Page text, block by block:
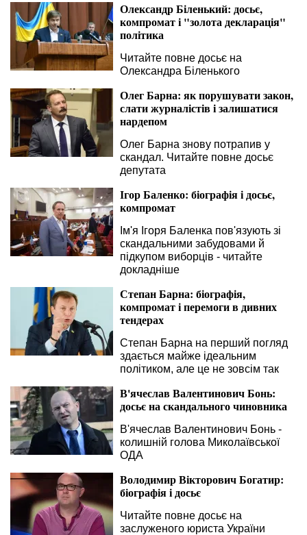
Олександр Біленький: досьє,
компромат і "золота декларація"
політика
Читайте повне досьє на
Олександра Біленького
Олег Барна: як порушувати закон,
слати журналістів і залишатися
нардепом
Олег Барна знову потрапив у
скандал. Читайте повне досьє
депутата
Ігор Баленко: біографія і досьє,
компромат
Ім'я Ігоря Баленка пов'язують зі
скандальними забудовами й
підкупом виборців - читайте
докладніше
Степан Барна: біографія,
компромат і перемоги в дивних
тендерах
Степан Барна на перший погляд
здається майже ідеальним
політиком, але це не зовсім так
В'ячеслав Валентинович Бонь:
досьє на скандального чиновника
В'ячеслав Валентинович Бонь -
колишній голова Миколаївської
ОДА
Володимир Вікторович Богатир:
біографія і досьє
Читайте повне досьє на
заслуженого юриста України